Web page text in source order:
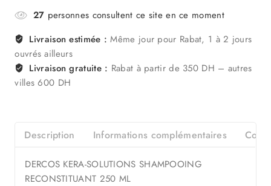
27 personnes consultent ce site en ce moment
Livraison estimée : Même jour pour Rabat, 1 à 2 jours
ouvrés ailleurs
Livraison gratuite : Rabat à partir de 350 DH – autres
villes 600 DH
Description Informations complémentaires
DERCOS KERA-SOLUTIONS SHAMPOOING
RECONSTITUANT 250 ML